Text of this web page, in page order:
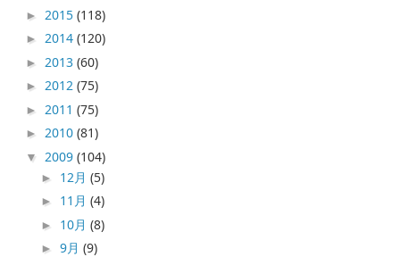
► 2015(118)
► 2014(120)
► 2013(60)
► 2012(75)
► 2011(75)
► 2010(81)
▼ 2009(104)
► 12月(5)
► 11月(4)
► 10月(8)
►9月(9)